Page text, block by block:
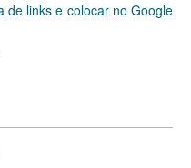
de links e colocar no Google